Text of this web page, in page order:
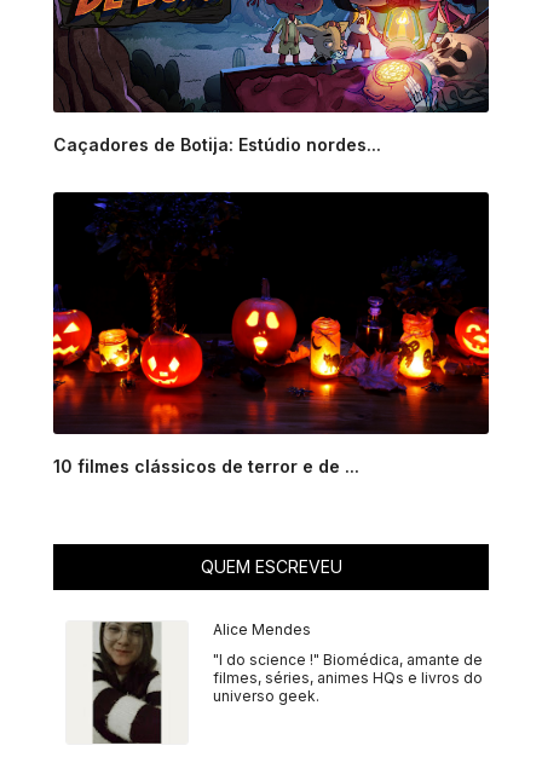
Caçadores de Botija: Estúdio nordes...
10 filmes clássicos de terror e de ...
QUEM ESCREVEU
Alice Mendes
"I do science !" Biomédica, amante de
filmes, séries, animes HQs e livros do
universo geek.